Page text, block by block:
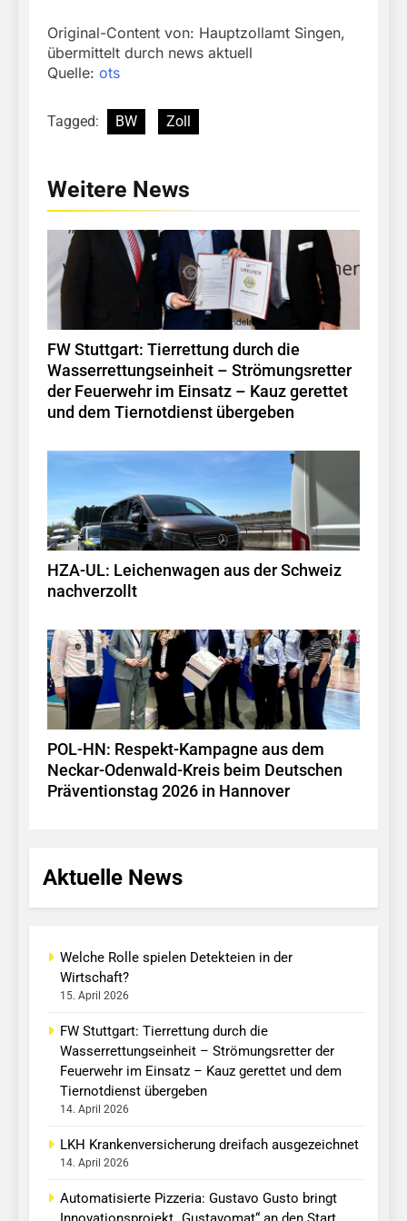
Original-Content von: Hauptzollamt Singen,
übermittelt durch news aktuell
Quelle: ots
Tagged: BW Zoll
Weitere News
FW Stuttgart: Tierrettung durch die
Wasserrettungseinheit – Strömungsretter
der Feuerwehr im Einsatz – Kauz gerettet
und dem Tiernotdienst übergeben
HZA-UL: Leichenwagen aus der Schweiz
nachverzollt
POL-HN: Respekt-Kampagne aus dem
Neckar-Odenwald-Kreis beim Deutschen
Präventionstag 2026 in Hannover
Aktuelle News
Welche Rolle spielen Detekteien in der
Wirtschaft?
15. April 2026
FW Stuttgart: Tierrettung durch die
Wasserrettungseinheit – Strömungsretter der
Feuerwehr im Einsatz – Kauz gerettet und dem
Tiernotdienst übergeben
14. April 2026
LKH Krankenversicherung dreifach ausgezeichnet
14. April 2026
Automatisierte Pizzeria: Gustavo Gusto bringt